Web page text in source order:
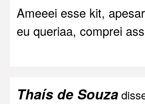
Ameeei esse kit,
eu queriaa, comprei
Thaís de Souza